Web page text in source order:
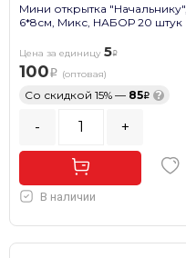
Мини открытка "Начальнику",
6*8см, Микс, НАБОР 20 штук
Цена за единицу 5
100 (оптовая)
Со скидкой 15% — 85 ?
- +
В наличии